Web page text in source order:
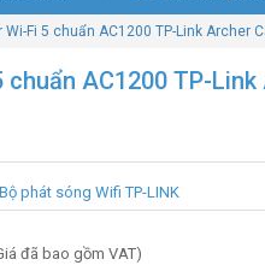
Wi-Fi 5 chuẩn AC1200 TP-Link Archer
chuẩn AC1200 TP-
Bộ phát sóng Wifi TP-LINK
đã bao gồm VAT)